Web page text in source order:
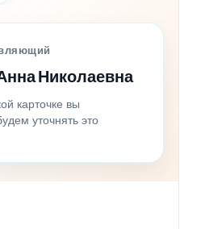
Николаевна
карточке вы
уточнять это